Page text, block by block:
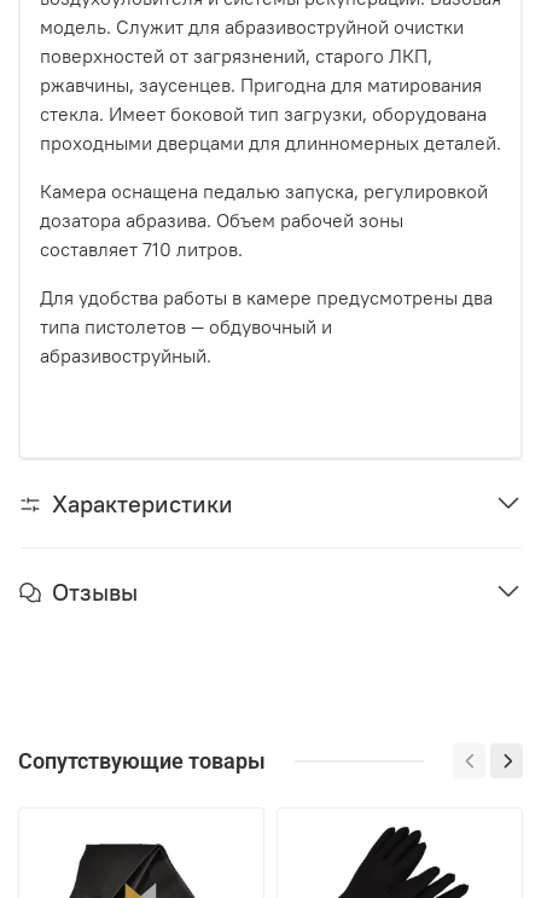
модель. Служит для абразивоструйной очистки
поверхностей от загрязнений, старого ЛКП,
ржавчины, заусенцев. Пригодна для матирования
стекла. Имеет боковой тип загрузки, оборудована
проходными дверцами для длинномерных деталей.
Камера оснащена педалью запуска, регулировкой
дозатора абразива. Объем рабочей зоны
составляет 710 литров.
Для удобства работы в камере предусмотрены два
типа пистолетов — обдувочный и
абразивоструйный.
Характеристики
Отзывы
Сопутствующие товары